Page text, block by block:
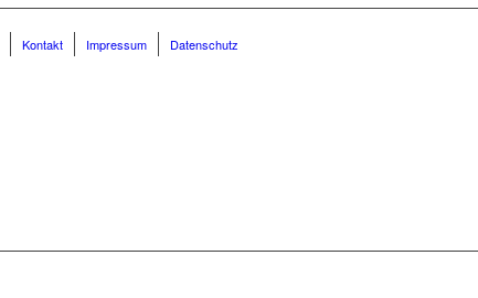
Kontakt Impressum Datenschutz